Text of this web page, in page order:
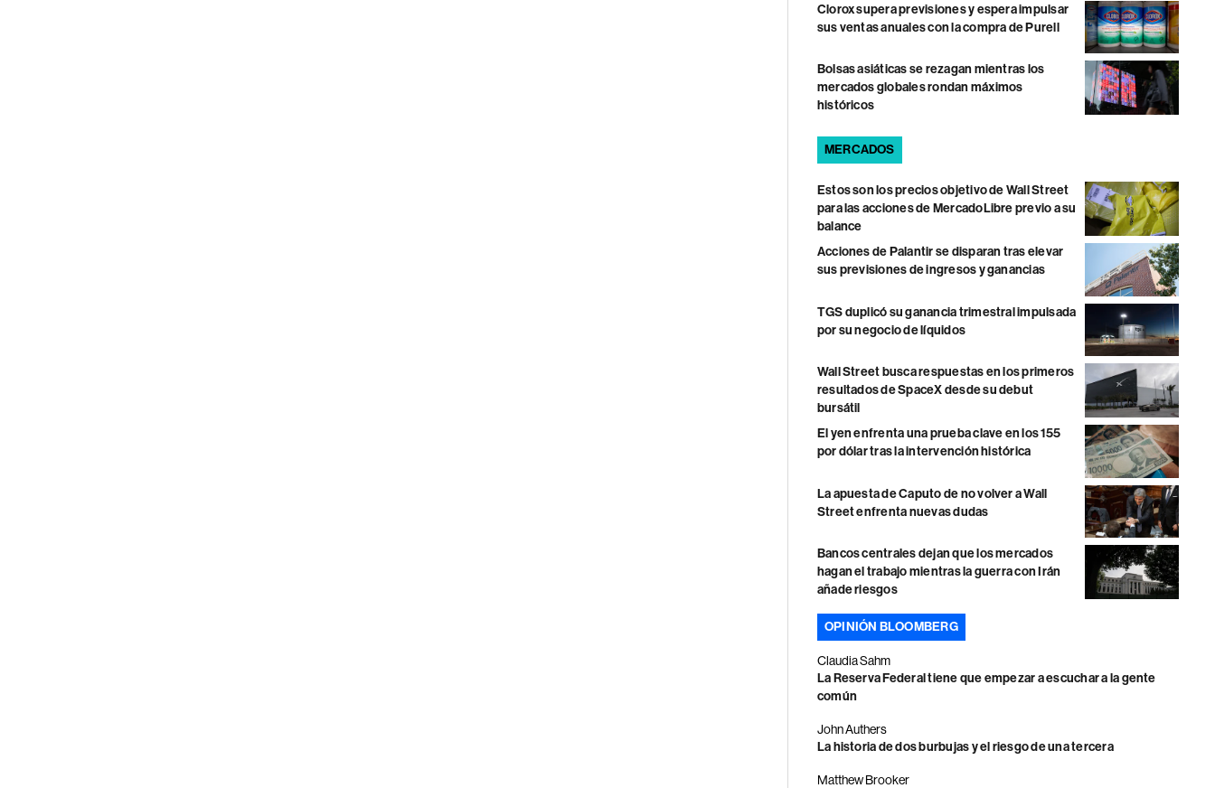
Clorox supera previsiones y espera impulsar
sus ventas anuales con la compra de Purell
Bolsas asiáticas se rezagan mientras los
mercados globales rondan máximos
históricos
MERCADOS
Estos son los precios objetivo de Wall Street
para las acciones de MercadoLibre previo a su
balance
Acciones de Palantir se disparan tras elevar
sus previsiones de ingresos y ganancias
TGS duplicó su ganancia trimestral impulsada
por su negocio de líquidos
Wall Street busca respuestas en los primeros
resultados de SpaceX desde su debut
bursátil
El yen enfrenta una prueba clave en los 155
por dólar tras la intervención histórica
La apuesta de Caputo de no volver a Wall
Street enfrenta nuevas dudas
Bancos centrales dejan que los mercados
hagan el trabajo mientras la guerra con Irán
añade riesgos
OPINIÓN BLOOMBERG
Claudia Sahm
La Reserva Federal tiene que empezar a escuchar a la gente
común
John Authers
La historia de dos burbujas y el riesgo de una tercera
Matthew Brooker